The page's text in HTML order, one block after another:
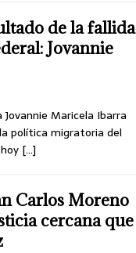
de la fallida
Jovannie
Maricela Ibarra
política migratoria del
[…]
Carlos Moreno
cercana que